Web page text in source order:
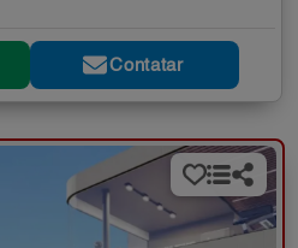
Contatar